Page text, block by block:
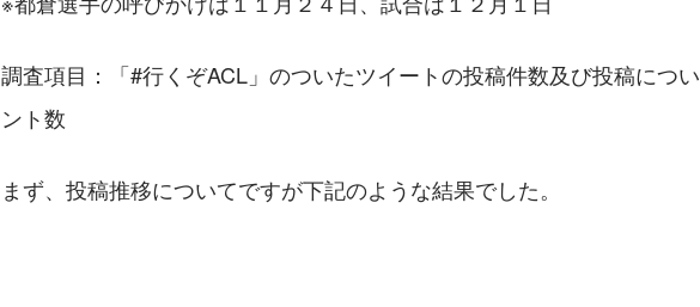
調査項目：「#行くぞACL」のついたツイートの投稿件数及び投稿につ
ント数
まず、投稿推移についてですが下記のような結果でした。